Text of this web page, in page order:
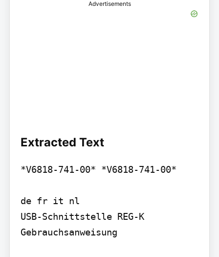
Advertisements
Extracted Text
*V6818-741-00* *V6818-741-00*
de fr it nl
USB-Schnittstelle REG-K
Gebrauchsanweisung